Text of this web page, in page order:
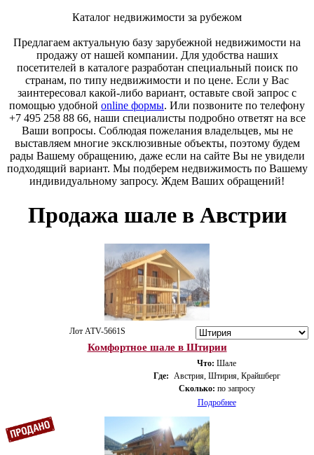
Каталог недвижимости за рубежом
Предлагаем актуальную базу зарубежной недвижимости на
продажу от нашей компании. Для удобства наших
посетителей в каталоге разработан специальный поиск по
странам, по типу недвижимости и по цене. Если у Вас
заинтересовал какой-либо вариант, оставьте свой запрос с
помощью удобной online формы. Или позвоните по телефону
+7 495 258 88 66, наши специалисты подробно ответят на все
Ваши вопросы. Соблюдая пожелания владельцев, мы не
выставляем многие эксклюзивные объекты, поэтому будем
рады Вашему обращению, даже если на сайте Вы не увидели
подходящий вариант. Мы подберем недвижимость по Вашему
индивидуальному запросу. Ждем Ваших обращений!
Продажа шале в Австрии
Лот ATV-5661S
Комфортное шале в Штирии
Что: Шале
Где: Австрия, Штирия, Крайшберг
Сколько: по запросу
Подробнее